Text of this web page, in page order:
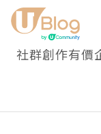
社群創作有價